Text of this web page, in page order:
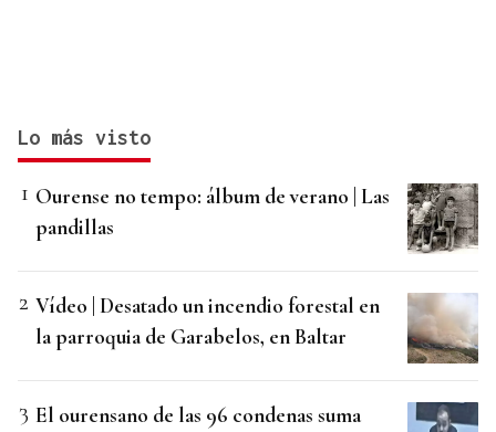
Lo más visto
Ourense no tempo: álbum de verano | Las
pandillas
Vídeo | Desatado un incendio forestal en
la parroquia de Garabelos, en Baltar
El ourensano de las 96 condenas suma